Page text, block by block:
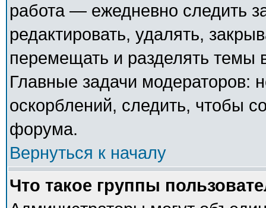
работа — ежедневно следить
редактировать, удалять,
перемещать и разделять темы
Главные задачи модераторов:
оскорблений, следить, чтобы
форума.
Вернуться к началу
Что такое группы